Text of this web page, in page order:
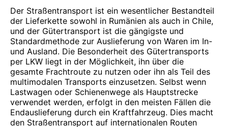
Der Straßentransport ist ein wesentlicher Bestandteil
der Lieferkette sowohl in Rumänien als auch in Chile,
und der Gütertransport ist die gängigste und
Standardmethode zur Auslieferung von Waren im In-
und Ausland. Die Besonderheit des Gütertransports
per LKW liegt in der Möglichkeit, ihn über die
gesamte Frachtroute zu nutzen oder ihn als Teil des
multimodalen Transports einzusetzen. Selbst wenn
Lastwagen oder Schienenwege als Hauptstrecke
verwendet werden, erfolgt in den meisten Fällen die
Endauslieferung durch ein Kraftfahrzeug. Dies macht
den Straßentransport auf internationalen Routen